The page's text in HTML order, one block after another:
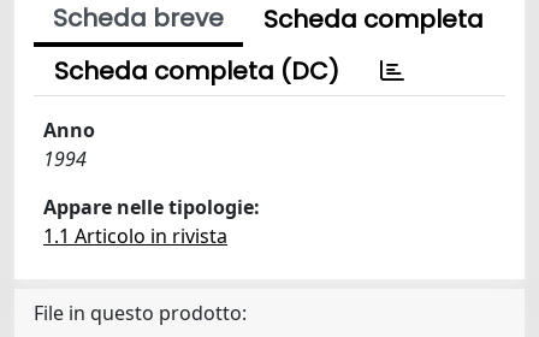
Scheda breve
Scheda completa
Scheda completa (DC)
Anno
1994
Appare nelle tipologie:
1.1 Articolo in rivista
File in questo prodotto: